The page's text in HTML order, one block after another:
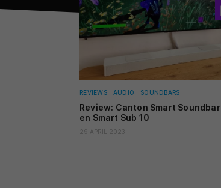
REVIEWS AUDIO SOUNDBARS
Review: Canton Smart Soundbar
en Smart Sub 10
29 APRIL 2023